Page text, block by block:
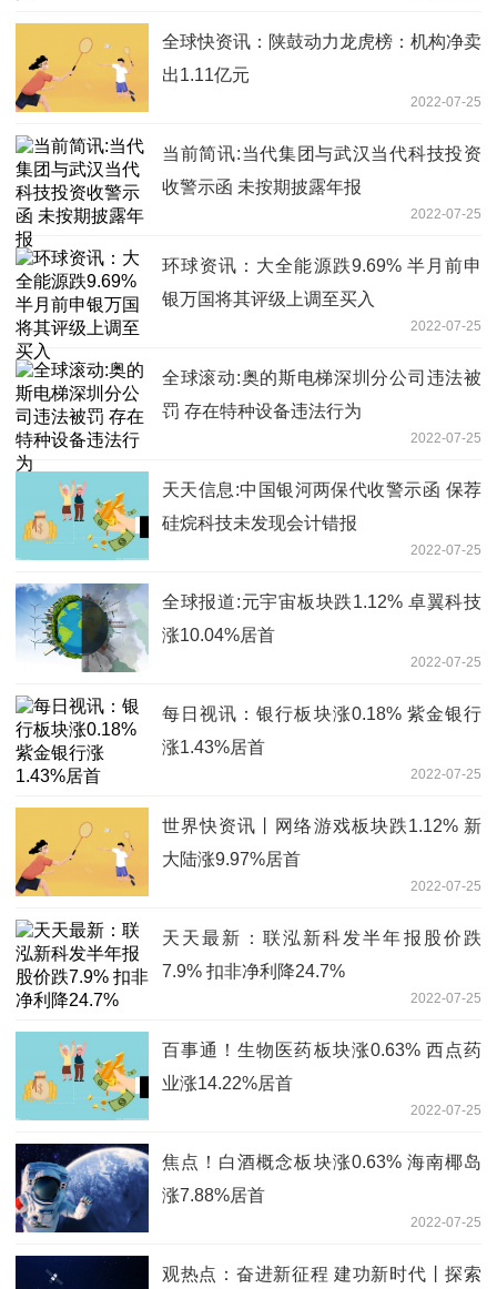
全球快资讯：陕鼓动力龙虎榜：机构净卖
出1.11亿元
2022-07-25
当前简讯:当代集团与武汉当代科技投资
收警示函 未按期披露年报
2022-07-25
环球资讯：大全能源跌9.69% 半月前申
银万国将其评级上调至买入
2022-07-25
全球滚动:奥的斯电梯深圳分公司违法被
罚 存在特种设备违法行为
2022-07-25
天天信息:中国银河两保代收警示函 保荐
硅烷科技未发现会计错报
2022-07-25
全球报道:元宇宙板块跌1.12% 卓翼科技
涨10.04%居首
2022-07-25
每日视讯：银行板块涨0.18% 紫金银行
涨1.43%居首
2022-07-25
世界快资讯丨网络游戏板块跌1.12% 新
大陆涨9.97%居首
2022-07-25
天天最新：联泓新科发半年报股价跌
7.9% 扣非净利降24.7%
2022-07-25
百事通！生物医药板块涨0.63% 西点药
业涨14.22%居首
2022-07-25
焦点！白酒概念板块涨0.63% 海南椰岛
涨7.88%居首
2022-07-25
观热点：奋进新征程 建功新时代丨探索